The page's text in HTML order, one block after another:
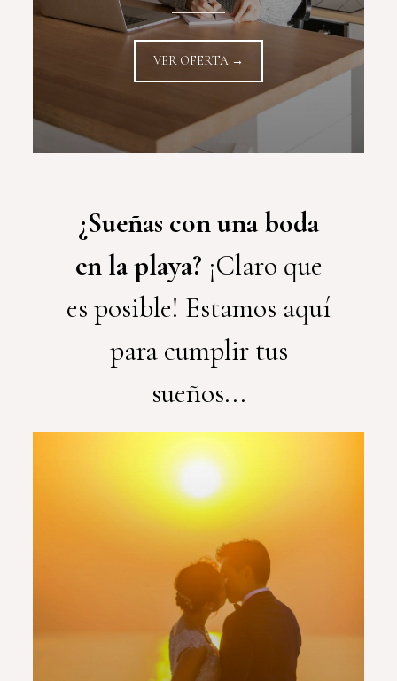
VER OFERTA →
¿Sueñas con una boda
en la playa? ¡Claro que
es posible! Estamos aquí
para cumplir tus
sueños...